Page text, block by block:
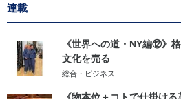
連載
《世界への道・NY編⑫》
文化を売る
総合・ビジネス